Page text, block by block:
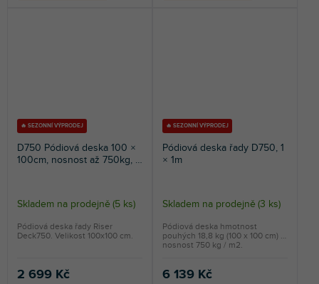
🔥 SEZONNÍ VÝPRODEJ
D750 Pódiová deska 100 ×
100cm, nosnost až 750kg, s
Skladem na prodejně (5 ks)
2 699 Kč
Pódiová deska řady Riser
Deck750. Velikost 100x100 cm.
🔥 SEZONNÍ VÝPRODEJ
Pódiová deska řady D750, 1
× 1m
Skladem na prodejně (3 ks)
6 139 Kč
Pódiová deska hmotnost
pouhých 18,8 kg (100 x 100 cm) a
nosnost 750 kg / m2.